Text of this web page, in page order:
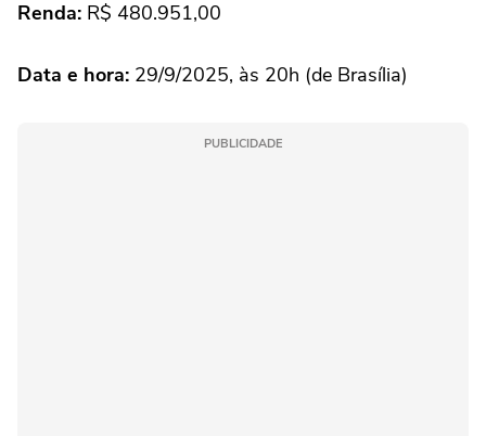
Renda: R$ 480.951,00
Data e hora: 29/9/2025, às 20h (de Brasília)
PUBLICIDADE